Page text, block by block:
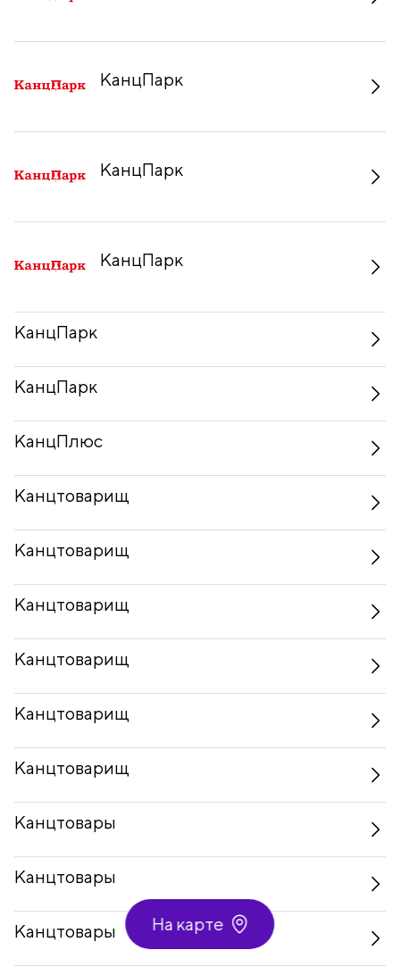
На карте
КанцПарк
КанцПарк
КанцПарк
КанцПарк
КанцПарк
КанцПлюс
Канцтоварищ
Канцтоварищ
Канцтоварищ
Канцтоварищ
Канцтоварищ
Канцтоварищ
Канцтовары
Канцтовары
Канцтовары